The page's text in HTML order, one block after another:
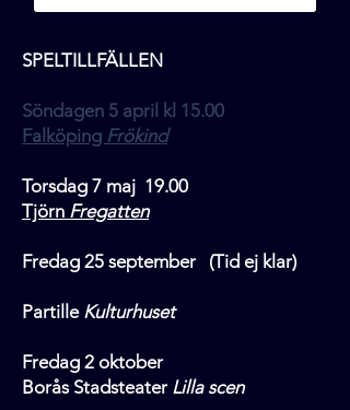
SPELTILLFÄLLEN
Söndagen 5 april kl 15.00
Falköping Frökind
Torsdag 7 maj 19.00
Tjörn Fregatten
Fredag 25 september (Tid ej klar)
Partille Kulturhuset
Fredag 2 oktober
Borås Stadsteater Lilla scen